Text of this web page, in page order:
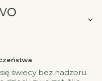
świecy bez nadzoru.